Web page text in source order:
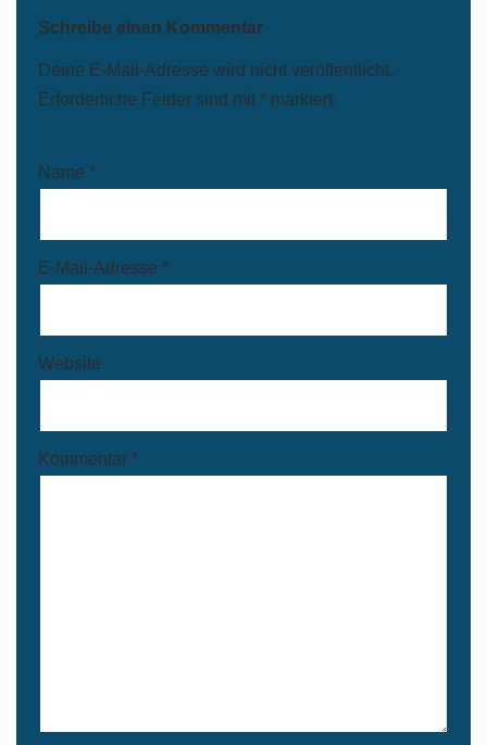
Schreibe einen Kommentar
Deine E-Mail-Adresse wird nicht veröffentlicht.
Erforderliche Felder sind mit * markiert
Name *
E-Mail-Adresse *
Website
Kommentar *